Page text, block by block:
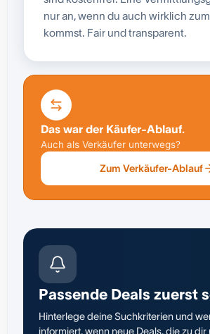
nur an, wenn du auch wirklich
kommst. Fair und transparent.
Das war der Käufer-Ablauf.
Auch als Verkäufer unterwegs?
Zum Verkäufer-Ablauf
Passende Deals zuerst
Hinterlege deine Suchkriterien und
informiert, wenn neue Deals, die zu dir